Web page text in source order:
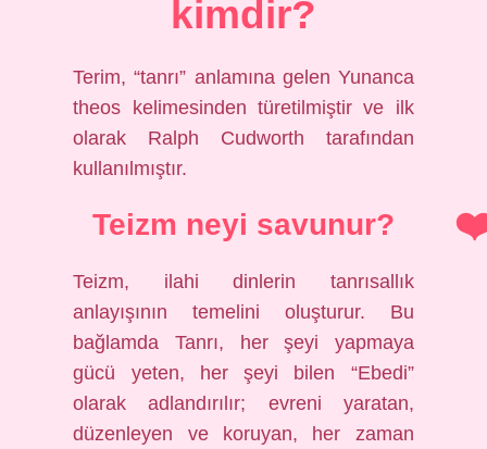
kimdir?
Terim, “tanrı” anlamına gelen Yunanca
theos kelimesinden türetilmiştir ve ilk
olarak Ralph Cudworth tarafından
kullanılmıştır.
Teizm neyi savunur?
Teizm, ilahi dinlerin tanrısallık
anlayışının temelini oluşturur. Bu
bağlamda Tanrı, her şeyi yapmaya
gücü yeten, her şeyi bilen “Ebedi”
olarak adlandırılır; evreni yaratan,
düzenleyen ve koruyan, her zaman